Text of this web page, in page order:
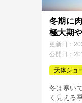
冬期に
極大期
更新日：
公開日：
天体ショ
冬は寒い
く見える